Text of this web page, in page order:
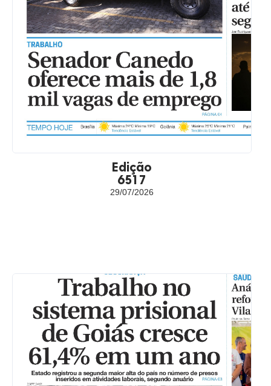
Edição
6517
29/07/2026